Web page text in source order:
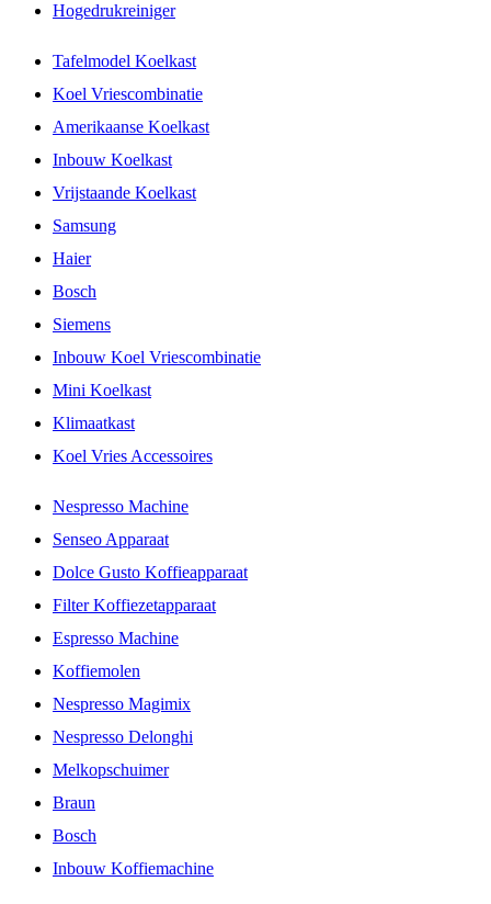
Hogedrukreiniger
Tafelmodel Koelkast
Koel Vriescombinatie
Amerikaanse Koelkast
Inbouw Koelkast
Vrijstaande Koelkast
Samsung
Haier
Bosch
Siemens
Inbouw Koel Vriescombinatie
Mini Koelkast
Klimaatkast
Koel Vries Accessoires
Nespresso Machine
Senseo Apparaat
Dolce Gusto Koffieapparaat
Filter Koffiezetapparaat
Espresso Machine
Koffiemolen
Nespresso Magimix
Nespresso Delonghi
Melkopschuimer
Braun
Bosch
Inbouw Koffiemachine